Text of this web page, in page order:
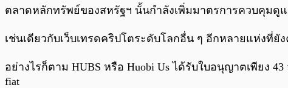
ตลาดหลักทรัพย์ของสหรัฐฯ นั้นกำลังเพิ่มมาตรการควบคุมดู
เช่นเดียวกับเว็บเทรดคริปโตระดับโลกอื่น ๆ อีกหลายแห่งที่
อย่างไรก็ตาม HUBS หรือ Huobi Us ได้รับใบอนุญาตเพียง
fiat